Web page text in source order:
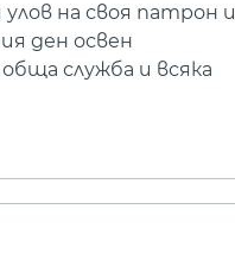
на своя патрон и
ден освен
служба и всяка